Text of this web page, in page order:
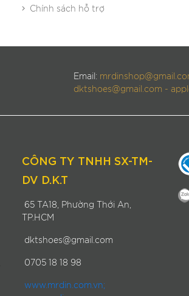
Chính sách hỗ trợ
Email:
dktshoes@gmail.com -
CÔNG TY TNHH SX-TM-
DV D.K.T
65 TA18, Phường Thới An,
TP.HCM
dktshoes@gmail.com
0705 18 18 98
www.mrdin.com.vn;